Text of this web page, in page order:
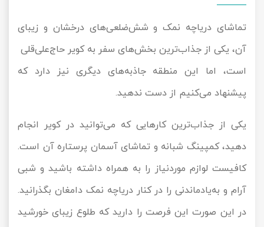
تماشای دریاچه نمک و شش‌ضلعی‌های درخشان و زیبای
آن، یکی از جذاب‌ترین بخش‌های سفر به کویر حاج‌علی‌قلی
است، اما این منطقه جاذبه‌های دیگری نیز دارد که
پیشنهاد می‌کنیم از دست ندهید.
یکی از جذاب‌ترین کارهایی که می‌توانید در کویر انجام
دهید، کمپینگ شبانه و تماشای آسمان پرستاره آن است.
کافیست لوازم موردنیاز را به همراه داشته باشید و شبی
آرام و به‌یادماندنی را در کنار دریاچه نمک دامغان بگذرانید.
در این صورت این فرصت را دارید که طلوع زیبای خورشید